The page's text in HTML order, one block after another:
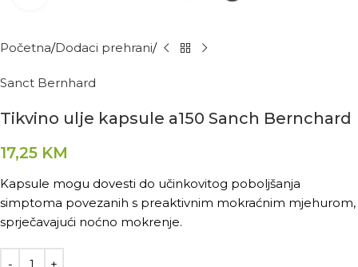
Početna Dodaci prehrani
Sanct Bernhard
Tikvino ulje kapsule a150 Sanch Bernchard
17,25 KM
Kapsule mogu dovesti do učinkovitog poboljšanja
simptoma povezanih s preaktivnim mokraćnim mjehurom,
sprječavajući noćno mokrenje.